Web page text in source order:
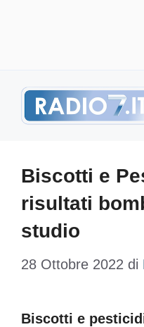
Biscotti e
risultati
studio
28 Ottobre 2022 di
Biscotti e